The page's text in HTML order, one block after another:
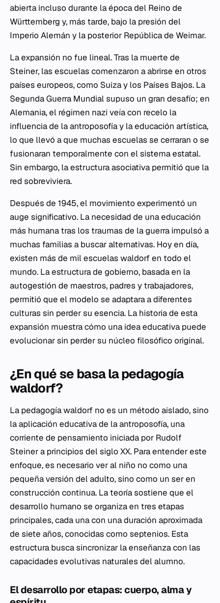
abierta incluso durante la época del Reino de
Württemberg y, más tarde, bajo la presión del
Imperio Alemán y la posterior República de Weimar.
La expansión no fue lineal. Tras la muerte de
Steiner, las escuelas comenzaron a abrirse en otros
países europeos, como Suiza y los Países Bajos. La
Segunda Guerra Mundial supuso un gran desafío; en
Alemania, el régimen nazi veía con recelo la
influencia de la antroposofía y la educación artística,
lo que llevó a que muchas escuelas se cerraran o se
fusionaran temporalmente con el sistema estatal.
Sin embargo, la estructura asociativa permitió que la
red sobreviviera.
Después de 1945, el movimiento experimentó un
auge significativo. La necesidad de una educación
más humana tras los traumas de la guerra impulsó a
muchas familias a buscar alternativas. Hoy en día,
existen más de mil escuelas waldorf en todo el
mundo. La estructura de gobierno, basada en la
autogestión de maestros, padres y trabajadores,
permitió que el modelo se adaptara a diferentes
culturas sin perder su esencia. La historia de esta
expansión muestra cómo una idea educativa puede
evolucionar sin perder su núcleo filosófico original.
¿En qué se basa la pedagogía
waldorf?
La pedagogía waldorf no es un método aislado, sino
la aplicación educativa de la antroposofía, una
corriente de pensamiento iniciada por Rudolf
Steiner a principios del siglo XX. Para entender este
enfoque, es necesario ver al niño no como una
pequeña versión del adulto, sino como un ser en
construcción continua. La teoría sostiene que el
desarrollo humano se organiza en tres etapas
principales, cada una con una duración aproximada
de siete años, conocidas como septenios. Esta
estructura busca sincronizar la enseñanza con las
capacidades evolutivas naturales del alumno.
El desarrollo por etapas: cuerpo, alma y